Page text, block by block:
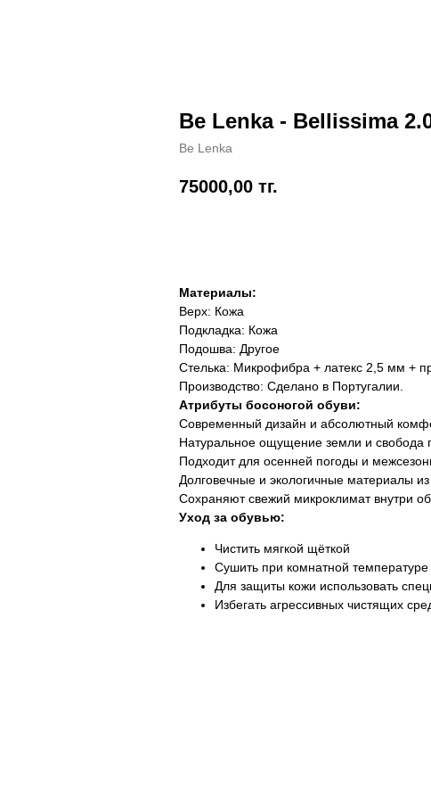
Be Lenka - Bellissima
Be Lenka
75000,00 тг.
Материалы:
Верх: Кожа
Подкладка: Кожа
Подошва: Другое
Стелька: Микрофибра + латекс 2,5 мм +
Производство: Сделано в Португалии.
Атрибуты босоногой обуви:
Современный дизайн и абсолютный
Натуральное ощущение земли и свобода
Подходит для осенней погоды и
Долговечные и экологичные материалы
Сохраняют свежий микроклимат внутри
Уход за обувью:
Чистить мягкой щёткой
Сушить при комнатной температуре
Для защиты кожи использовать
Избегать агрессивных чистящих